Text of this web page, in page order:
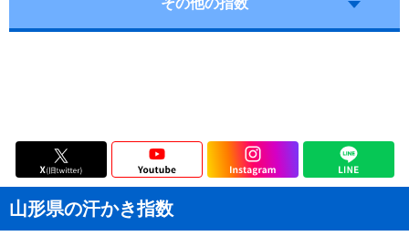
その他の指数
山形県の汗かき指数